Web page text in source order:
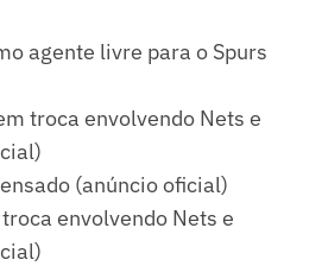
agente livre para o Spurs
troca envolvendo Nets e
(anúncio oficial)
envolvendo Nets e